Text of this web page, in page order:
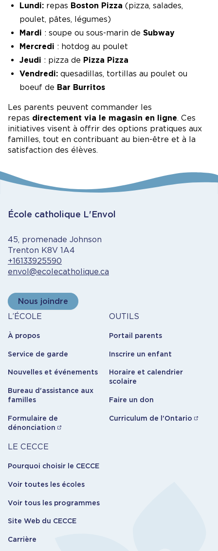
Lundi: repas Boston Pizza (pizza, salades,
poulet, pâtes, légumes)
Mardi : soupe ou sous-marin de Subway
Mercredi : hotdog au poulet
Jeudi : pizza de Pizza Pizza
Vendredi: quesadillas, tortillas au poulet ou
boeuf de Bar Burritos
Les parents peuvent commander les
repas directement via le magasin en ligne. Ces
initiatives visent à offrir des options pratiques aux
familles, tout en contribuant au bien-être et à la
satisfaction des élèves.
École catholique L'Envol
45, promenade Johnson
Trenton K8V 1A4
+16133925590
envol@ecolecatholique.ca
Nous joindre
À
propos
L’ÉCOLE
À propos
Service de garde
Nouvelles et événements
Bureau d'assistance aux
familles
Formulaire de
dénonciation
Outils
OUTILS
Portail parents
Inscrire un enfant
Horaire et calendrier
scolaire
Faire un don
Curriculum de l'Ontario
Carrière
LE CECCE
Pourquoi choisir le CECCE
Voir toutes les écoles
Voir tous les programmes
Site Web du CECCE
Carrière